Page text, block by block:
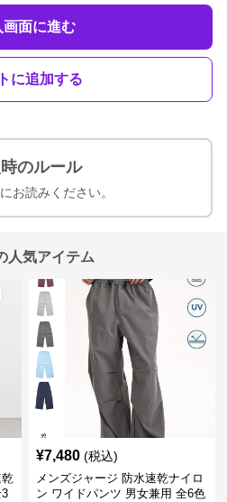
画面に進む
に追加する
のルール
お読みください。
人気アイテム
¥7,480 (税込)
メンズジャージ 防水速乾ナイロ
ン ワイドパンツ 男女兼用 全6色